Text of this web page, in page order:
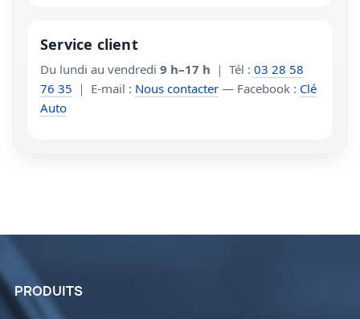
Service client
Du lundi au vendredi 9 h–17 h ｜ Tél : 03 28 58
76 35 ｜ E-mail : Nous contacter — Facebook : Clé
Auto
PRODUITS